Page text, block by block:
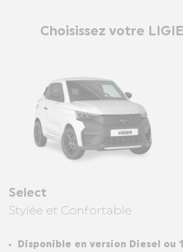
Choisissez votre
Select
Stylée et Confortable
Disponible en version Diesel ou